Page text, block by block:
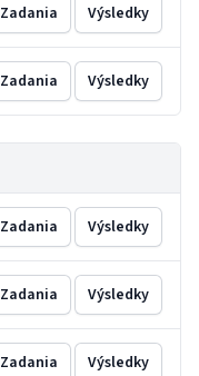
Zadania Výsledky
Zadania Výsledky
Zadania Výsledky
Zadania Výsledky
Zadania Výsledky